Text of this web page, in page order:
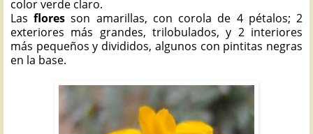
color verde claro.
Lasfloresson amarillas, con corola de 4 pétalos; 2
exteriores más grandes, trilobulados, y 2 interiores
más pequeños y divididos, algunos con pintitas negras
en la base.